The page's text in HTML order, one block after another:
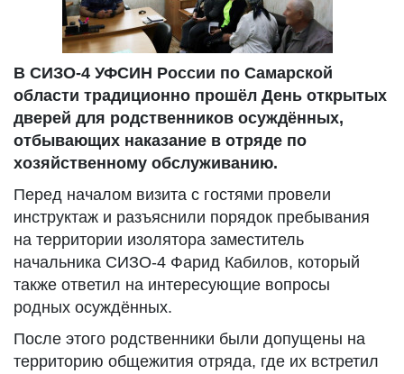
В СИЗО-4 УФСИН России по Самарской
области традиционно прошёл День открытых
дверей для родственников осуждённых,
отбывающих наказание в отряде по
хозяйственному обслуживанию.
Перед началом визита с гостями провели
инструктаж и разъяснили порядок пребывания
на территории изолятора заместитель
начальника СИЗО-4 Фарид Кабилов, который
также ответил на интересующие вопросы
родных осуждённых.
После этого родственники были допущены на
территорию общежития отряда, где их встретил